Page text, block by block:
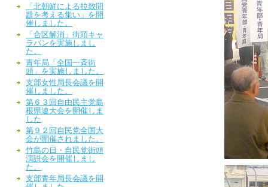
「北朝鮮による拉致問
題を考える集い」を開
催しました。
「合区解消」街頭キャ
ラバンを実施しまし
た。
青年局「全国一斉街
頭」を実施しました。
支部女性局長会議を開
催しました。
第６３回自由民主党島
根県連大会を開催しま
した
第９２回自民党全国大
会が開催されました。
竹島の日・自民党街頭
演説会を開催しまし
た。
支部青年局長会議を開